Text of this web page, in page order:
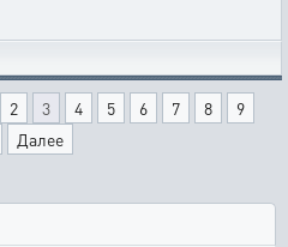
2 3 4 5 6 7 8
9
Далее